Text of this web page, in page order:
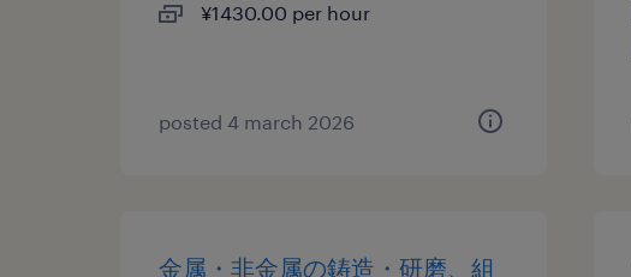
¥1430.00 per hour
posted 4 march 2026
金属・非金属の鋳造・研磨、組